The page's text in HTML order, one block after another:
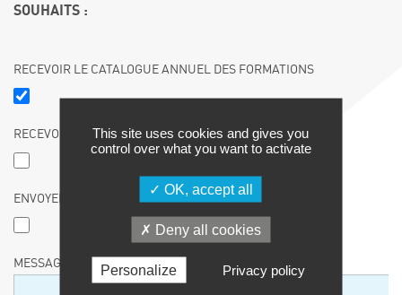
SOUHAITS :
RECEVOIR LE CATALOGUE ANNUEL DES FORMATIONS
RECEVOIR LE CALENDRIER DES FORMATIONS
ENVOYER LE CATALOGUE À UN TIERS
MESSAGE :
This site uses cookies and gives you
control over what you want to activate
OK, accept all
Deny all cookies
Personalize Privacy policy